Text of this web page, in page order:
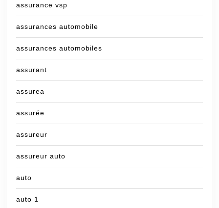
assurance vsp
assurances automobile
assurances automobiles
assurant
assurea
assurée
assureur
assureur auto
auto
auto 1